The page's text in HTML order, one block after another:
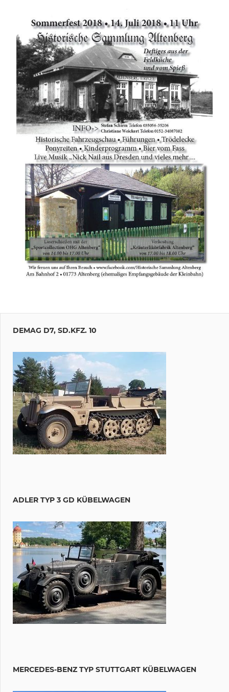
Beitragsnavigation
Beitrag:
Altfahrzeugtreffen
DEMAG D7, SD.KFZ. 10
ADLER TYP 3 GD KÜBELWAGEN
MERCEDES-BENZ TYP STUTTGART KÜBELWAGEN